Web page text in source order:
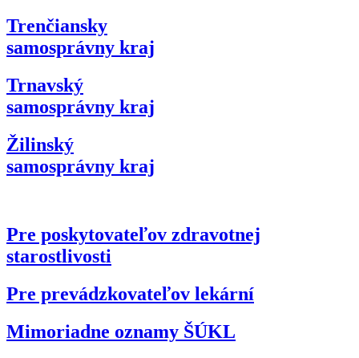
Trenčiansky
samosprávny kraj
Trnavský
samosprávny kraj
Žilinský
samosprávny kraj
Pre poskytovateľov zdravotnej
starostlivosti
Pre prevádzkovateľov lekární
Mimoriadne oznamy ŠÚKL